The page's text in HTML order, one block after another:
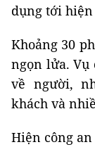
dụng tới
Khoảng 30
ngọn lửa. Vụ
về người,
khách và
Hiện công